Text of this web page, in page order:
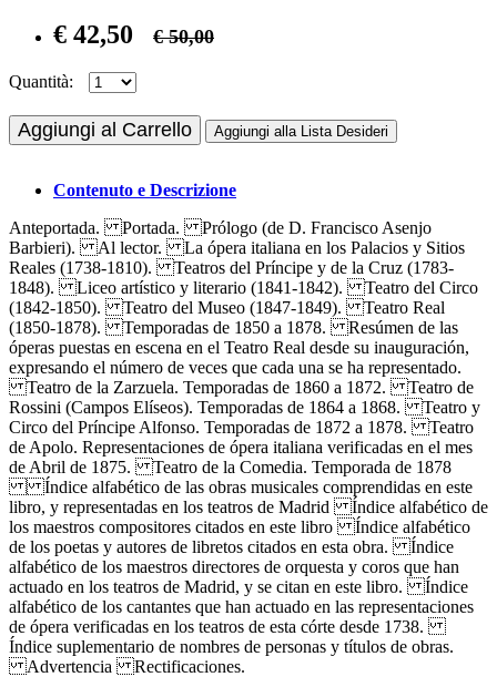
€ 42,50 € 50,00
Quantità:
Aggiungi al Carrello Aggiungi alla Lista Desideri
Contenuto e Descrizione
Anteportada. Portada. Prólogo (de D. Francisco Asenjo
Barbieri). Al lector. La ópera italiana en los Palacios y Sitios
Reales (1738-1810). Teatros del Príncipe y de la Cruz (1783-
1848). Liceo artístico y literario (1841-1842). Teatro del Circo
(1842-1850). Teatro del Museo (1847-1849). Teatro Real
(1850-1878). Temporadas de 1850 a 1878. Resúmen de las
óperas puestas en escena en el Teatro Real desde su inauguración,
expresando el número de veces que cada una se ha representado.
Teatro de la Zarzuela. Temporadas de 1860 a 1872. Teatro de
Rossini (Campos Elíseos). Temporadas de 1864 a 1868. Teatro y
Circo del Príncipe Alfonso. Temporadas de 1872 a 1878. Teatro
de Apolo. Representaciones de ópera italiana verificadas en el mes
de Abril de 1875. Teatro de la Comedia. Temporada de 1878
Índice alfabético de las obras musicales comprendidas en este
libro, y representadas en los teatros de Madrid Índice alfabético de
los maestros compositores citados en este libro Índice alfabético
de los poetas y autores de libretos citados en esta obra. Índice
alfabético de los maestros directores de orquesta y coros que han
actuado en los teatros de Madrid, y se citan en este libro. Índice
alfabético de los cantantes que han actuado en las representaciones
de ópera verificadas en los teatros de esta córte desde 1738.
Índice suplementario de nombres de personas y títulos de obras.
Advertencia Rectificaciones.